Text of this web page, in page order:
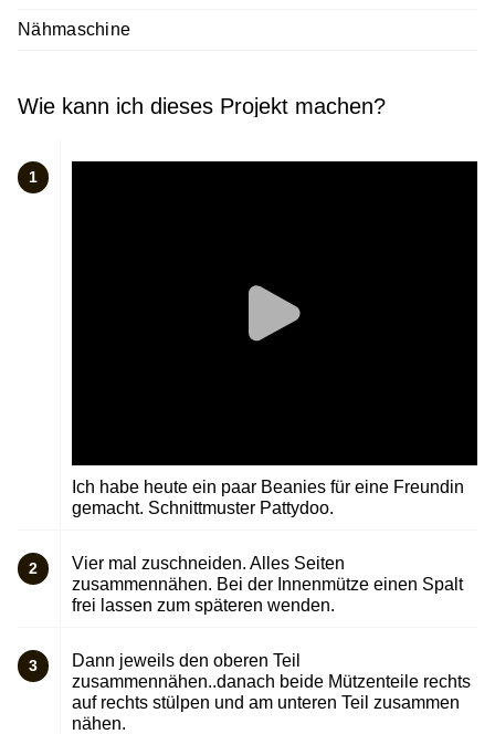
Nähmaschine
Wie kann ich dieses Projekt machen?
1
Ich habe heute ein paar Beanies für eine Freundin
gemacht. Schnittmuster Pattydoo.
2
Vier mal zuschneiden. Alles Seiten
zusammennähen. Bei der Innenmütze einen Spalt
frei lassen zum späteren wenden.
3
Dann jeweils den oberen Teil
zusammennähen..danach beide Mützenteile rechts
auf rechts stülpen und am unteren Teil zusammen
nähen.